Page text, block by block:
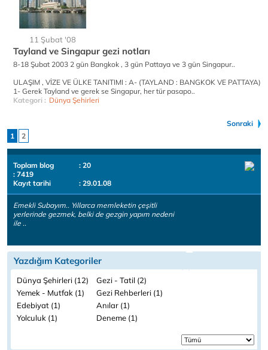
11 Şubat '08
Tayland ve Singapur gezi notları
8-18 Şubat 2003 2 gün Bangkok , 3 gün Pattaya ve 3 gün Singapur..
ULAŞIM , VİZE VE ÜLKE TANITIMI : A- (TAYLAND : BANGKOK VE PATTAYA)
1- Gerek Tayland ve gerek se Singapur, her tür pasapo..
Kategori : Dünya Şehirleri
Sonraki
1
2
Toplam blog
: 20
: 7419
Kayıt tarihi
: 29.01.08
Emekli Subayım.. Yıllarca memleketin çeşitli
yerlerinde gezmek, belki de gezgin yapım nedeni
ile ..
Yazdığım Kategoriler
Dünya Şehirleri (12)
Gezi - Tatil (2)
Yemek - Mutfak (1)
Gezi Rehberleri (1)
Edebiyat (1)
Anılar (1)
Yolculuk (1)
Deneme (1)